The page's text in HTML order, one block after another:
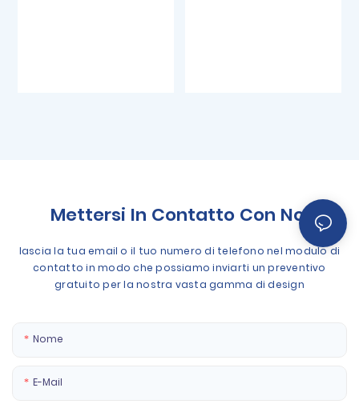
Mettersi In Contatto Con Noi
lascia la tua email o il tuo numero di telefono nel modulo di
contatto in modo che possiamo inviarti un preventivo
gratuito per la nostra vasta gamma di design
Nome
E-Mail